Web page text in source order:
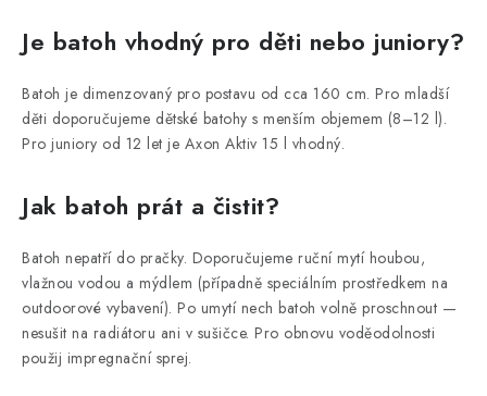
Je batoh vhodný pro děti nebo juniory?
Batoh je dimenzovaný pro postavu od cca 160 cm. Pro mladší
děti doporučujeme dětské batohy s menším objemem (8–12 l).
Pro juniory od 12 let je Axon Aktiv 15 l vhodný.
Jak batoh prát a čistit?
Batoh nepatří do pračky. Doporučujeme ruční mytí houbou,
vlažnou vodou a mýdlem (případně speciálním prostředkem na
outdoorové vybavení). Po umytí nech batoh volně proschnout —
nesušit na radiátoru ani v sušičce. Pro obnovu voděodolnosti
použij impregnační sprej.